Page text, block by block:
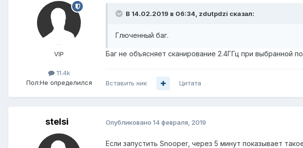
VIP
11.4k
Пол:Не определился
В 14.02.2019 в 06:34, zdutpdzi сказал:
Глюченный баг.
Баг не объясняет сканирование 2.4ГГц при выбранной
Вставить ник Цитата
stelsi Опубликовано 14 февраля, 2019
Если запустить Snooper , через 5 минут показывает